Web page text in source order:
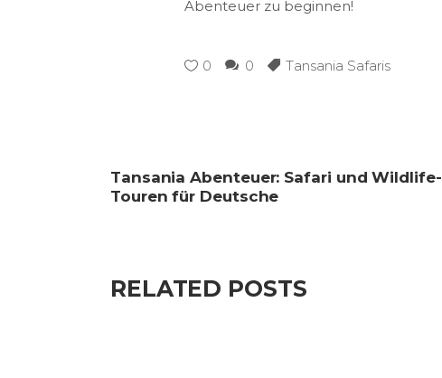
Abenteuer zu beginnen!
0 0 Tansania Safaris
Tansania Abenteuer: Safari und Wildlife-
Touren für Deutsche
RELATED POSTS